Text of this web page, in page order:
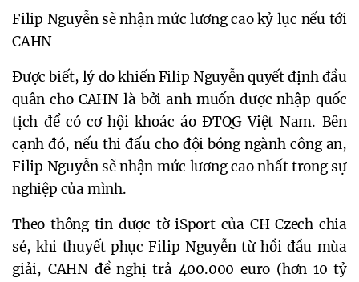
Filip Nguyễn sẽ nhận mức lương cao kỷ lục nếu tới
CAHN
Được biết, lý do khiến Filip Nguyễn quyết định đầu
quân cho CAHN là bởi anh muốn được nhập quốc
tịch để có cơ hội khoác áo ĐTQG Việt Nam. Bên
cạnh đó, nếu thi đấu cho đội bóng ngành công an,
Filip Nguyễn sẽ nhận mức lương cao nhất trong sự
nghiệp của mình.
Theo thông tin được tờ iSport của CH Czech chia
sẻ, khi thuyết phục Filip Nguyễn từ hồi đầu mùa
giải, CAHN đề nghị trả 400.000 euro (hơn 10 tỷ